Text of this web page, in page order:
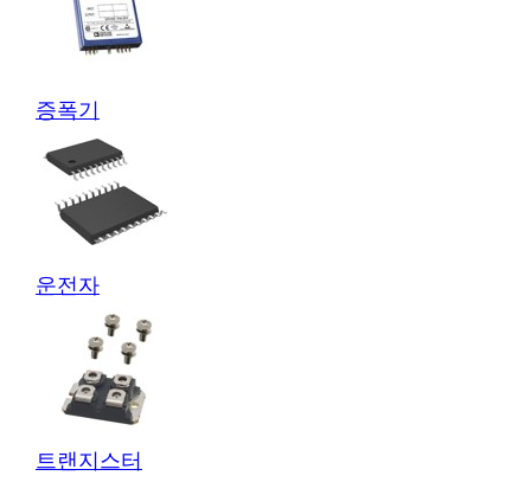
증폭기
운전자
트랜지스터